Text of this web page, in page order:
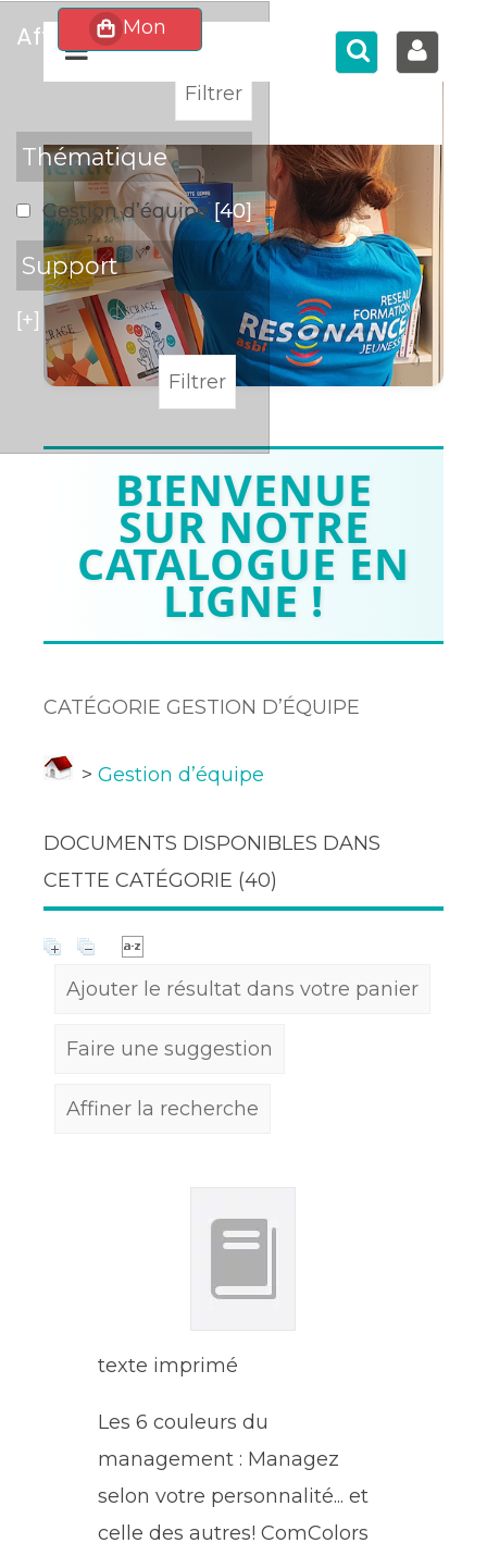
BIENVENUE
SUR NOTRE
CATALOGUE EN
LIGNE !
CATÉGORIE GESTION D’ÉQUIPE
>Gestion d’équipe
DOCUMENTS DISPONIBLES DANS
CETTE CATÉGORIE (40)
Ajouter le résultat dans votre panier
Faire une suggestion
Affiner la recherche
texte imprimé
Les 6 couleurs du
management : Managez
selon votre personnalité... et
celle des autres! ComColors
affiner
Thématique
Gestion d’équipe [40]
Support
[+]